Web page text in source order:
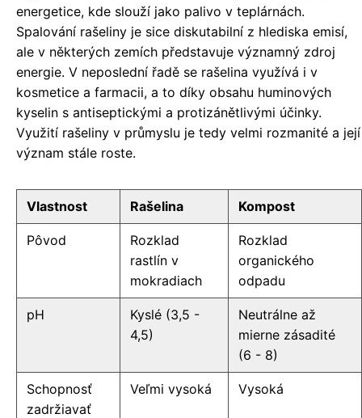
energetice, kde slouží jako palivo v teplárnách.
Spalování rašeliny je sice diskutabilní z hlediska emisí,
ale v některých zemích představuje významný zdroj
energie. V neposlední řadě se rašelina využívá i v
kosmetice a farmacii, a to díky obsahu huminových
kyselin s antiseptickými a protizánětlivými účinky.
Využití rašeliny v průmyslu je tedy velmi rozmanité a její
význam stále roste.
Vlastnost Rašelina Kompost
Pôvod
Rozklad
rastlín v
mokradiach
Rozklad
organického
odpadu
pH
Kyslé (3,5 -
4,5)
Neutrálne až
mierne zásadité
(6 - 8)
Schopnosť
zadržiavať
Veľmi vysoká Vysoká